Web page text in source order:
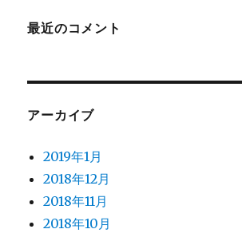
最近のコメント
アーカイブ
2019年1月
2018年12月
2018年11月
2018年10月